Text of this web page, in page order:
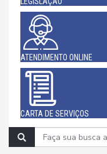
ATENDIMENTO ONLINE
CARTA DE SERVIÇOS